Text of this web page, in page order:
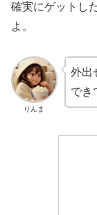
確実にゲットし
よ。
りんま
外出
でき